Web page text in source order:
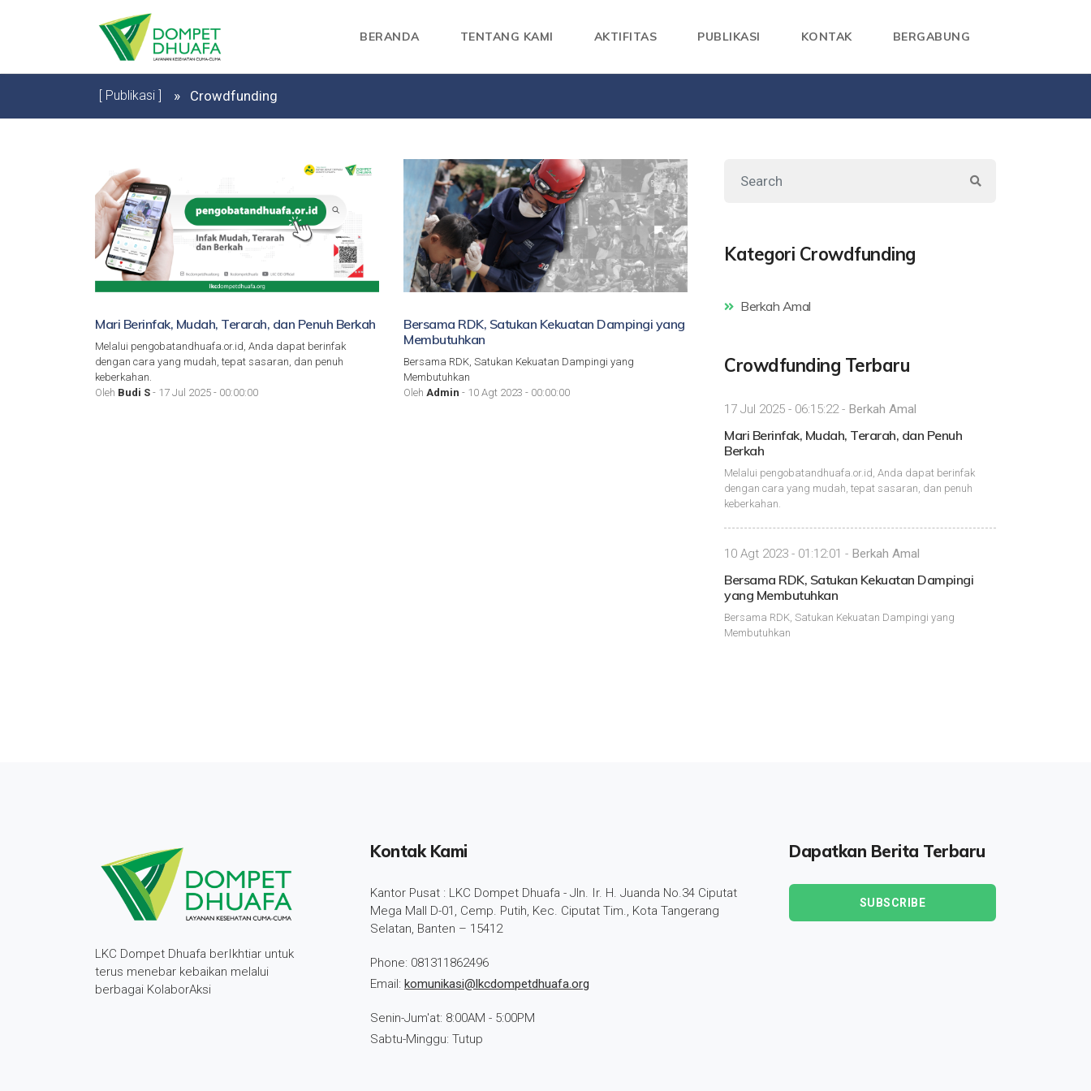
BERANDA TENTANG KAMI AKTIFITAS PUBLIKASI KONTAK BERGABUNG
[ Publikasi ] Crowdfunding
Mari Berinfak, Mudah, Terarah, dan Penuh Berkah
Melalui pengobatandhuafa.or.id, Anda dapat berinfak
dengan cara yang mudah, tepat sasaran, dan penuh
keberkahan.
Oleh Budi S - 17 Jul 2025 - 00:00:00
Bersama RDK, Satukan Kekuatan Dampingi yang
Membutuhkan
Bersama RDK, Satukan Kekuatan Dampingi yang
Membutuhkan
Oleh Admin - 10 Agt 2023 - 00:00:00
Kategori Crowdfunding
Berkah Amal
Crowdfunding Terbaru
17 Jul 2025 - 06:15:22 - Berkah Amal
Mari Berinfak, Mudah, Terarah, dan Penuh
Berkah
Melalui pengobatandhuafa.or.id, Anda dapat berinfak
dengan cara yang mudah, tepat sasaran, dan penuh
keberkahan.
10 Agt 2023 - 01:12:01 - Berkah Amal
Bersama RDK, Satukan Kekuatan Dampingi
yang Membutuhkan
Bersama RDK, Satukan Kekuatan Dampingi yang
Membutuhkan
LKC Dompet Dhuafa berIkhtiar untuk
terus menebar kebaikan melalui
berbagai KolaborAksi
Kontak Kami
Kantor Pusat : LKC Dompet Dhuafa - Jln. Ir. H. Juanda No.34 Ciputat
Mega Mall D-01, Cemp. Putih, Kec. Ciputat Tim., Kota Tangerang
Selatan, Banten – 15412
Phone: 081311862496
Email: komunikasi@lkcdompetdhuafa.org
Senin-Jum'at: 8:00AM - 5:00PM
Sabtu-Minggu: Tutup
Dapatkan Berita Terbaru
SUBSCRIBE